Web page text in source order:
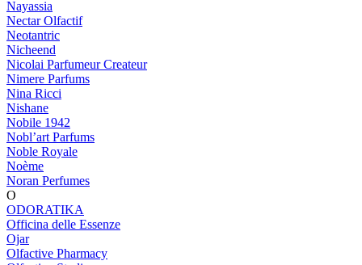
Nayassia
Nectar Olfactif
Neotantric
Nicheend
Nicolai Parfumeur Createur
Nimere Parfums
Nina Ricci
Nishane
Nobile 1942
Nobl’art Parfums
Noble Royale
Noème
Noran Perfumes
O
ODORATIKA
Officina delle Essenze
Ojar
Olfactive Pharmacy